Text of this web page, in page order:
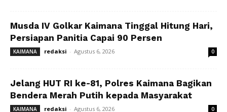
Musda IV Golkar Kaimana Tinggal Hitung Hari,
Persiapan Panitia Capai 90 Persen
KAIMANA redaksi - Agustus 6, 2026 0
Jelang HUT RI ke-81, Polres Kaimana Bagikan
Bendera Merah Putih kepada Masyarakat
KAIMANA redaksi - Agustus 6, 2026 0